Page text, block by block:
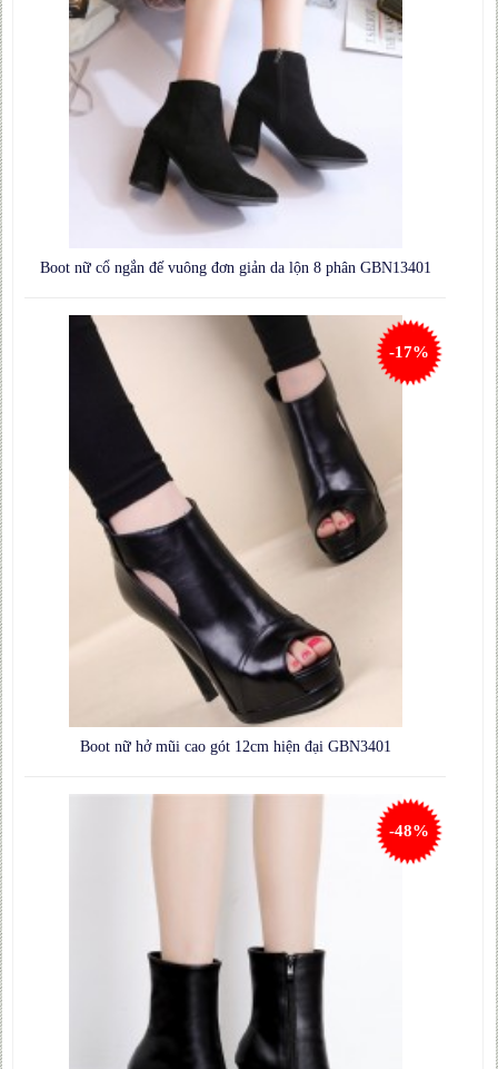
Boot nữ cổ ngắn đế vuông đơn giản da lộn 8 phân GBN13401
Boot nữ hở mũi cao gót 12cm hiện đại GBN3401
-17%
-48%